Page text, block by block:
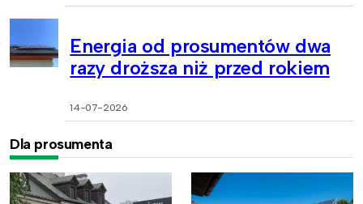
Energia od prosumentów dwa
razy droższa niż przed rokiem
14-07-2026
Dla prosumenta